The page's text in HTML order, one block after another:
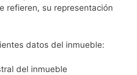
refieren, su representación
datos del inmueble:
del inmueble